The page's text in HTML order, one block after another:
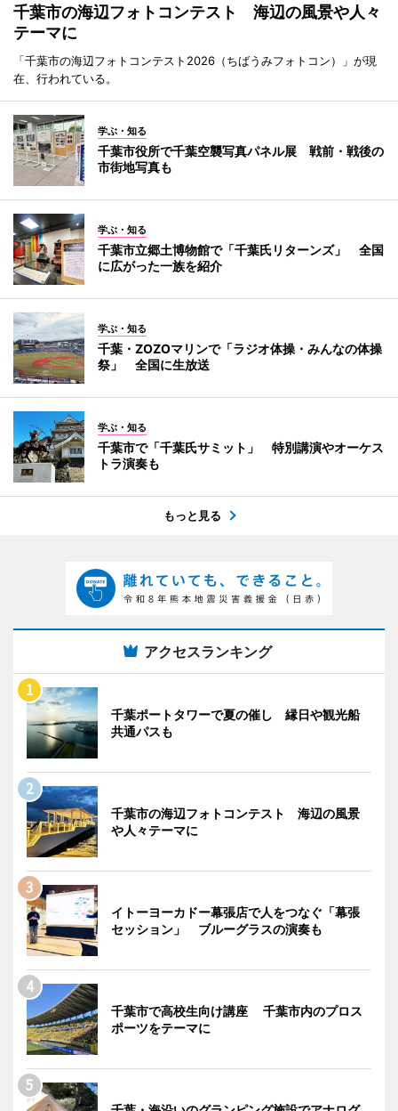
千葉市の海辺フォトコンテスト 海辺の風景や人々
テーマに
「千葉市の海辺フォトコンテスト2026（ちばうみフォトコン）」が現
在、行われている。
学ぶ・知る
千葉市役所で千葉空襲写真パネル展 戦前・戦後の
市街地写真も
学ぶ・知る
千葉市立郷土博物館で「千葉氏リターンズ」 全国
に広がった一族を紹介
学ぶ・知る
千葉・ZOZOマリンで「ラジオ体操・みんなの体操
祭」 全国に生放送
学ぶ・知る
千葉市で「千葉氏サミット」 特別講演やオーケス
トラ演奏も
もっと見る
アクセスランキング
千葉ポートタワーで夏の催し 縁日や観光船
共通パスも
千葉市の海辺フォトコンテスト 海辺の風景
や人々テーマに
イトーヨーカドー幕張店で人をつなぐ「幕張
セッション」 ブルーグラスの演奏も
千葉市で高校生向け講座 千葉市内のプロス
ポーツをテーマに